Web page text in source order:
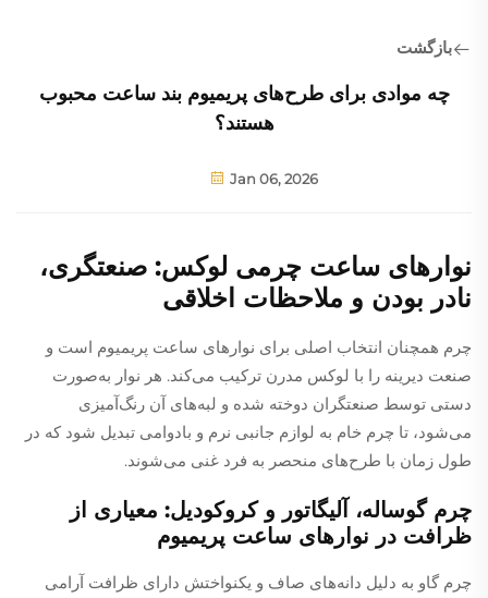
بازگشت
چه موادی برای طرح‌های پریمیوم بند ساعت محبوب
هستند؟
Jan 06, 2026
نوارهای ساعت چرمی لوکس: صنعتگری،
نادر بودن و ملاحظات اخلاقی
چرم همچنان انتخاب اصلی برای نوارهای ساعت پریمیوم است و
صنعت دیرینه را با لوکس مدرن ترکیب می‌کند. هر نوار به‌صورت
دستی توسط صنعتگران دوخته شده و لبه‌های آن رنگ‌آمیزی
می‌شود، تا چرم خام به لوازم جانبی نرم و بادوامی تبدیل شود که در
طول زمان با طرح‌های منحصر به فرد غنی می‌شوند.
چرم گوساله، آلیگاتور و کروکودیل: معیاری از
ظرافت در نوارهای ساعت پریمیوم
چرم گاو به دلیل دانه‌های صاف و یکنواختش دارای ظرافت آرامی